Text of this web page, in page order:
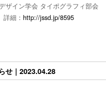
イン学会 タイポグラフィ部会
詳細：http://jssd.jp/8595
せ｜2023.04.28